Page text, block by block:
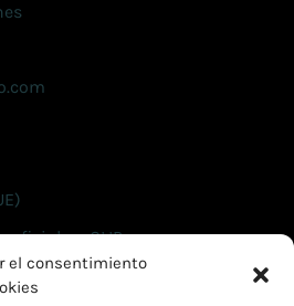
el consentimiento
en CLIP